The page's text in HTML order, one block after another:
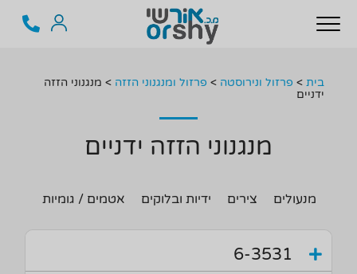
בית > פרזול ונירוסטה > פרזול ומנגנוני הזזה > מנגנוני הזזה
ידניים
מנגנוני הזזה ידניים
מנעולים צירים ידיות ובלוקים אטמים / גומיות
6-3531